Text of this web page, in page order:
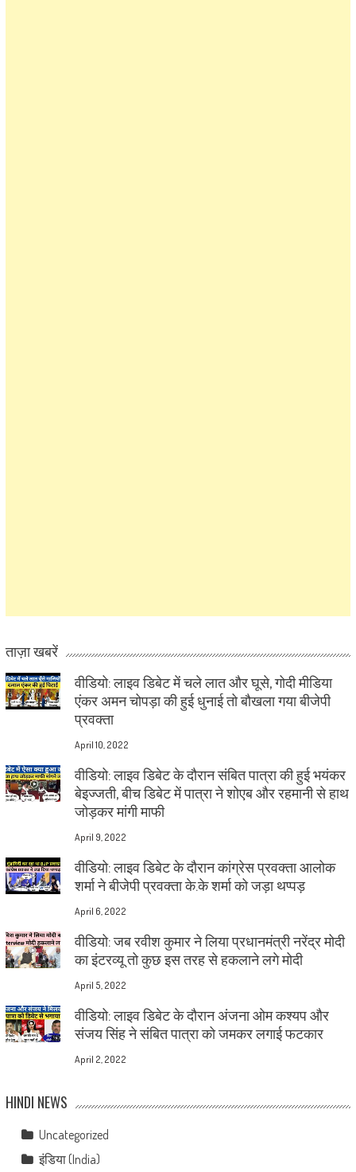
ताज़ा खबरें
वीडियो: लाइव डिबेट में चले लात और घूसे, गोदी मीडिया
एंकर अमन चोपड़ा की हुई धुनाई तो बौखला गया बीजेपी
प्रवक्ता
April 10, 2022
वीडियो: लाइव डिबेट के दौरान संबित पात्रा की हुई भयंकर
बेइज्जती, बीच डिबेट में पात्रा ने शोएब और रहमानी से हाथ
जोड़कर मांगी माफी
April 9, 2022
वीडियो: लाइव डिबेट के दौरान कांग्रेस प्रवक्ता आलोक
शर्मा ने बीजेपी प्रवक्ता के.के शर्मा को जड़ा थप्पड़
April 6, 2022
वीडियो: जब रवीश कुमार ने लिया प्रधानमंत्री नरेंद्र मोदी
का इंटरव्यू तो कुछ इस तरह से हकलाने लगे मोदी
April 5, 2022
वीडियो: लाइव डिबेट के दौरान अंजना ओम कश्यप और
संजय सिंह ने संबित पात्रा को जमकर लगाई फटकार
April 2, 2022
HINDI NEWS
Uncategorized
इंडिया (India)